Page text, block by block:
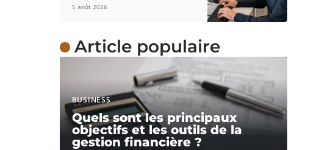
5 août 2026
Article populaire
BUSINESS
Quels sont les principaux
objectifs et les outils de la
gestion financière ?